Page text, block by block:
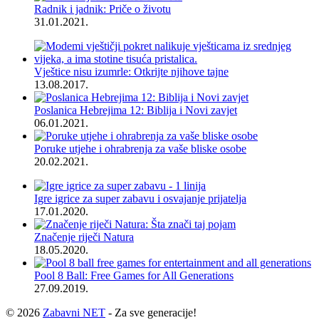
Radnik i jadnik: Priče o životu
31.01.2021.
Vještice nisu izumrle: Otkrijte njihove tajne
13.08.2017.
Poslanica Hebrejima 12: Biblija i Novi zavjet
06.01.2021.
Poruke utjehe i ohrabrenja za vaše bliske osobe
20.02.2021.
Igre igrice za super zabavu i osvajanje prijatelja
17.01.2020.
Značenje riječi Natura
18.05.2020.
Pool 8 Ball: Free Games for All Generations
27.09.2019.
© 2026 Zabavni NET - Za sve generacije!